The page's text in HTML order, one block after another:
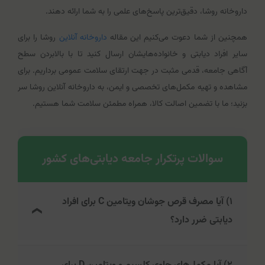
داروخانه روشا، دقیق‌ترین پاسخ‌های علمی را به شما ارائه دهند.
همچنین از شما دعوت می‌کنیم این مقاله داروخانه آنلاین روشا را برای
سایر افراد دیابتی و خانواده‌هایشان ارسال کنید تا با بالابردن سطح
آگاهی جامعه، قدمی مثبت در جهت ارتقای سلامت عمومی برداریم. برای
مشاهده و تهیه مکمل‌های تخصصی و ایمن، به داروخانه آنلاین روشا سر
بزنید؛ ما با تضمین اصالت کالا، همراه مطمئن سلامت شما هستیم.
سوالات پرتکرار جامعه دیابتی‌های کشور
۱) آیا مصرف قرص جوشان ویتامین C برای افراد
دیابتی ضرر دارد؟